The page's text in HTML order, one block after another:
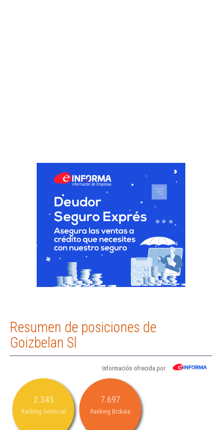
Resumen de posiciones de
Goizbelan Sl
Información ofrecida por
2.345
Ranking Sectorial
7.697
Ranking Bizkaia